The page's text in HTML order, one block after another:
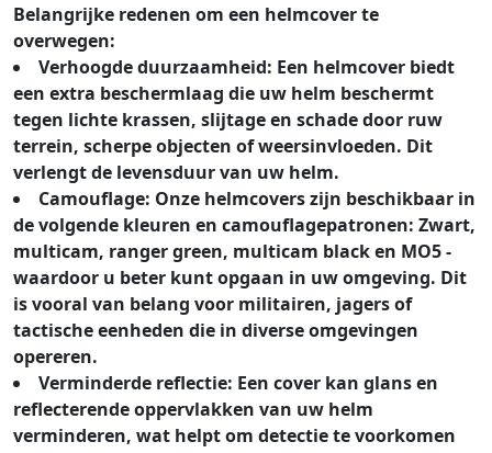
Belangrijke redenen om een helmcover te
overwegen:
Verhoogde duurzaamheid: Een helmcover biedt
een extra beschermlaag die uw helm beschermt
tegen lichte krassen, slijtage en schade door ruw
terrein, scherpe objecten of weersinvloeden. Dit
verlengt de levensduur van uw helm.
Camouflage: Onze helmcovers zijn beschikbaar in
de volgende kleuren en camouflagepatronen: Zwart,
multicam, ranger green, multicam black en MO5 -
waardoor u beter kunt opgaan in uw omgeving. Dit
is vooral van belang voor militairen, jagers of
tactische eenheden die in diverse omgevingen
opereren.
Verminderde reflectie: Een cover kan glans en
reflecterende oppervlakken van uw helm
verminderen, wat helpt om detectie te voorkomen